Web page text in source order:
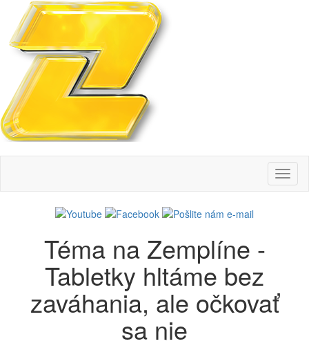
Téma na Zemplíne -
Tabletky hltáme bez
zaváhania, ale očkovať
sa nie